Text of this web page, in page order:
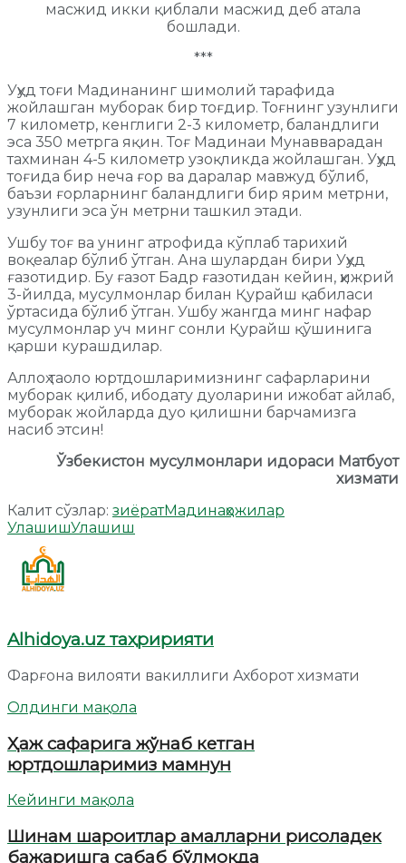
масжид икки қиблали масжид деб атала
бошлади.
***
Уҳуд тоғи Мадинанинг шимолий тарафида
жойлашган муборак бир тоғдир. Тоғнинг узунлиги
7 километр, кенглиги 2-3 километр, баландлиги
эса 350 метрга яқин. Тоғ Мадинаи Мунавварадан
тахминан 4-5 километр узоқликда жойлашган. Уҳуд
тоғида бир неча ғор ва даралар мавжуд бўлиб,
баъзи ғорларнинг баландлиги бир ярим метрни,
узунлиги эса ўн метрни ташкил этади.
Ушбу тоғ ва унинг атрофида кўплаб тарихий
воқеалар бўлиб ўтган. Ана шулардан бири Уҳуд
ғазотидир. Бу ғазот Бадр ғазотидан кейин, ҳижрий
3-йилда, мусулмонлар билан Қурайш қабиласи
ўртасида бўлиб ўтган. Ушбу жангда минг нафар
мусулмонлар уч минг сонли Қурайш қўшинига
қарши курашдилар.
Аллоҳ таоло юртдошларимизнинг сафарларини
муборак қилиб, ибодату дуоларини ижобат айлаб,
муборак жойларда дуо қилишни барчамизга
насиб этсин!
Ўзбекистон мусулмонлари идораси Матбуот
хизмати
Калит сўзлар: зиёратМадинаҳожилар
УлашишУлашиш
Alhidoya.uz таҳририяти
Фарғона вилояти вакиллиги Ахборот хизмати
Олдинги мақола
Ҳаж сафарига жўнаб кетган
юртдошларимиз мамнун
Кейинги мақола
Шинам шароитлар амалларни рисоладек
бажаришга сабаб бўлмоқда